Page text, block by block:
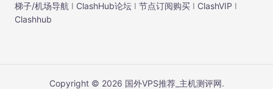
梯子/机场导航 I ClashHub论坛 I 节点订阅购买 I ClashVIP I
Clashhub
Copyright © 2026 国外VPS推荐_主机测评网.